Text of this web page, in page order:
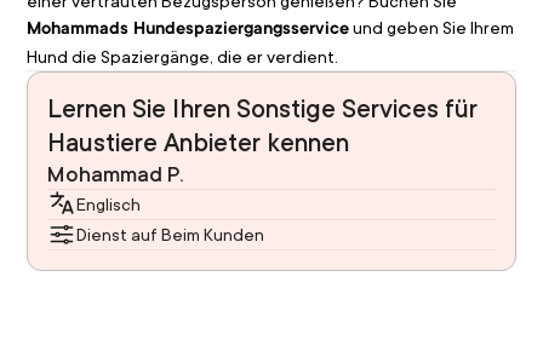
Mohammads Hundespaziergangsservice und geben Sie Ihrem
Hund die Spaziergänge, die er verdient.
Lernen Sie Ihren Sonstige Services für
Haustiere Anbieter kennen
Mohammad P.
Englisch
Dienst auf Beim Kunden